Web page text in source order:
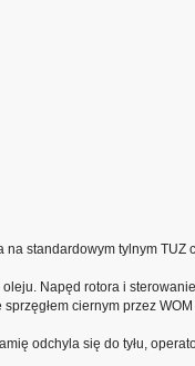
na standardowym tylnym TUZ
Napęd rotora i
ciernym przez
odchyla się do tyłu,